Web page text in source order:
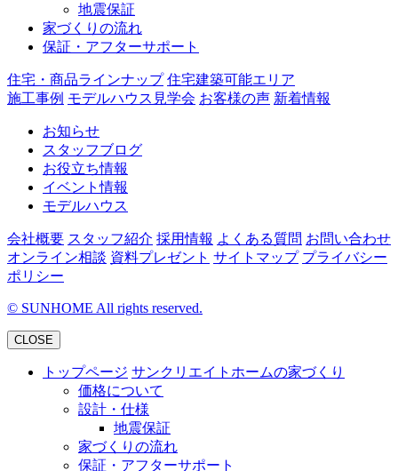
地震保証
家づくりの流れ
保証・アフターサポート
住宅・商品ラインナップ 住宅建築可能エリア
施工事例 モデルハウス見学会 お客様の声 新着情報
お知らせ
スタッフブログ
お役立ち情報
イベント情報
モデルハウス
会社概要 スタッフ紹介 採用情報 よくある質問 お問い合わせ
オンライン相談 資料プレゼント サイトマップ プライバシー
ポリシー
© SUNHOME All rights reserved.
CLOSE
トップページ サンクリエイトホームの家づくり
価格について
設計・仕様
地震保証
家づくりの流れ
保証・アフターサポート